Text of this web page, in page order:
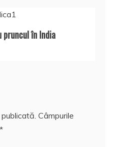
pruncul în India
Câmpurile
*